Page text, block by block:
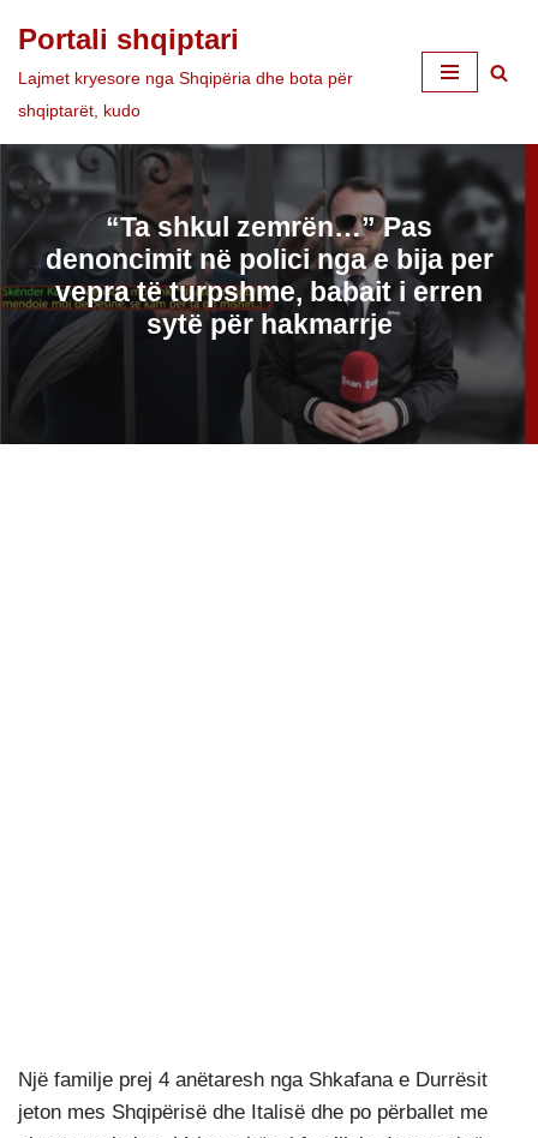
Skip
to
Portali shqiptari
Lajmet kryesore nga Shqipëria dhe bota për
shqiptarët, kudo
“Ta shkul zemrën…” Pas
denoncimit në polici nga e bija per
vepra të turpshme, babait i erren
sytë për hakmarrje
Një familje prej 4 anëtaresh nga Shkafana e Durrësit
jeton mes Shqipërisë dhe Italisë dhe po përballet me